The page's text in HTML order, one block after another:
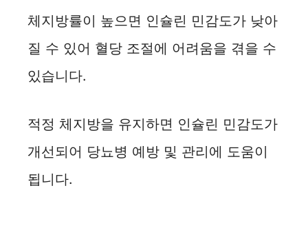
체지방률이 높으면 인슐린 민감도가 낮아
질 수 있어 혈당 조절에 어려움을 겪을 수
있습니다.
적정 체지방을 유지하면 인슐린 민감도가
개선되어 당뇨병 예방 및 관리에 도움이
됩니다.